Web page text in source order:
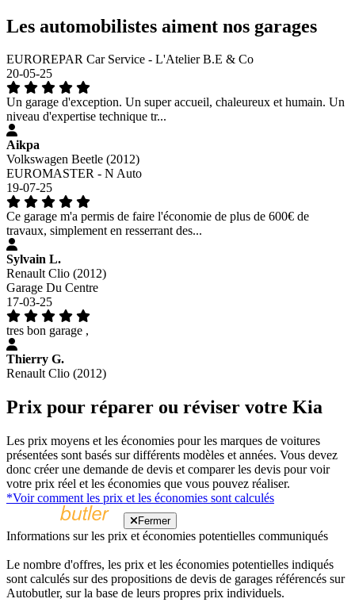
Les automobilistes aiment nos garages
EUROREPAR Car Service - L'Atelier B.E & Co
20-05-25
Un garage d'exception. Un super accueil, chaleureux et humain. Un
niveau d'expertise technique tr...
Aikpa
Volkswagen Beetle (2012)
EUROMASTER - N Auto
19-07-25
Ce garage m'a permis de faire l'économie de plus de 600€ de
travaux, simplement en resserrant des...
Sylvain L.
Renault Clio (2012)
Garage Du Centre
17-03-25
tres bon garage ,
Thierry G.
Renault Clio (2012)
Prix pour réparer ou réviser votre Kia
Les prix moyens et les économies pour les marques de voitures
présentées sont basés sur différents modèles et années. Vous devez
donc créer une demande de devis et comparer les devis pour voir
votre prix réel et les économies que vous pouvez réaliser.
*Voir comment les prix et les économies sont calculés
Fermer
Informations sur les prix et économies potentielles communiqués
Le nombre d'offres, les prix et les économies potentielles indiqués
sont calculés sur des propositions de devis de garages référencés sur
Autobutler, sur la base de leurs propres prix individuels.